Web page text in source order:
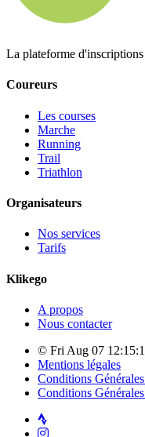
La plateforme
Coureurs
Les courses
Marche
Running
Trail
Triathlon
Organisateurs
Nos services
Tarifs
Klikego
A propos
Nous contacter
© Fri Aug 07
Mentions légales
Conditions
Conditions
Strava
Instagram